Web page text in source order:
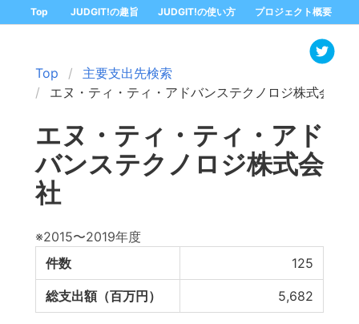
Top JUDGIT!の趣旨 JUDGIT!の使い方 プロジェクト概要
Top
主要支出先検索
エヌ・ティ・ティ・アドバンステクノロジ株式会社
エヌ・ティ・ティ・アド
バンステクノロジ株式会
社
※2015〜2019年度
件数
125
総支出額（百万円） 5,682